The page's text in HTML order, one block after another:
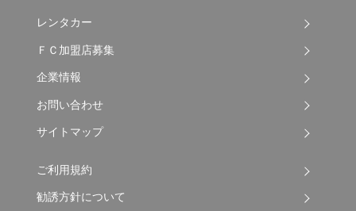
レンタカー
ＦＣ加盟店募集
企業情報
お問い合わせ
サイトマップ
ご利用規約
勧誘方針について